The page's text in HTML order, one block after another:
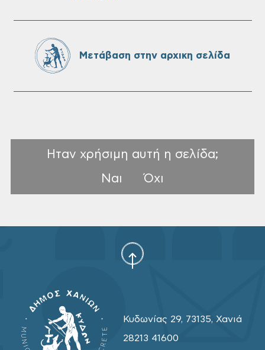
Μετάβαση στην αρχικη σελίδα
Ηταν χρήσιμη αυτή η σελίδα;
Ναι
Όχι
Κυδωνίας 29, 73135, Χανιά
28213 41600